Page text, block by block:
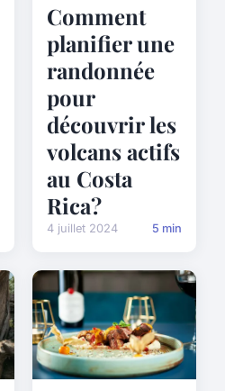
Comment
planifier une
randonnée
pour
découvrir les
volcans actifs
au Costa
Rica?
4 juillet 2024 5 min